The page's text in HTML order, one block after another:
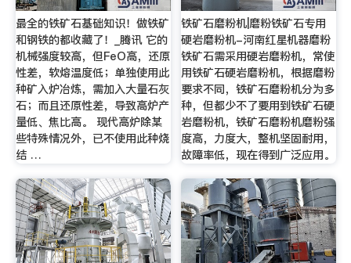
最全的铁矿石基础知识！做铁矿
和钢铁的都收藏了！_腾讯 它的
机械强度较高，但FeO高，还原
性差，软熔温度低；单独使用此
种矿入炉冶炼，需加入大量石灰
石；而且还原性差，导致高炉产
量低、焦比高。 现代高炉除某
些特殊情况外，已不使用此种烧
结 …
铁矿石磨粉机|磨粉铁矿石专用
硬岩磨粉机-河南红星机器磨粉
铁矿石需采用硬岩磨粉机，常使
用铁矿石硬岩磨粉机，根据磨粉
要求不同，铁矿石磨粉机分为多
种，但都少不了要用到铁矿石硬
岩磨粉机，铁矿石磨粉机磨粉强
度高，力度大，整机坚固耐用，
故障率低，现在得到广泛应用。